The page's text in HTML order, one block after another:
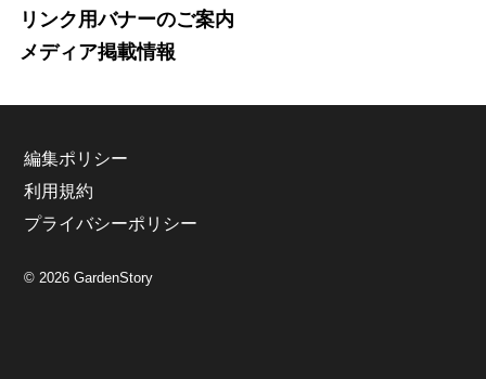
リンク用バナーのご案内
メディア掲載情報
編集ポリシー
利用規約
プライバシーポリシー
© 2026 GardenStory